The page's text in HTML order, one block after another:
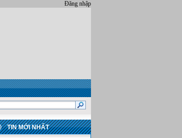
Đăng nhập
TIN MỚI NHẤT